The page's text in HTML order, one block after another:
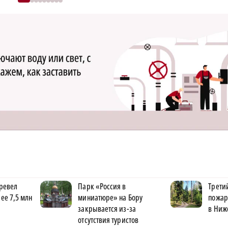
7,5 млн
Парк «Россия в
миниатюре» на Бору
закрывается из-за
отсутствия туристов
в